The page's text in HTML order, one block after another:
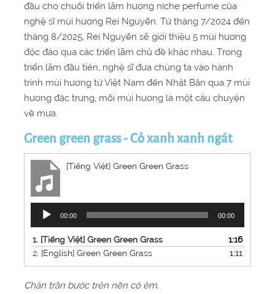
đầu cho chuỗi triển lãm hương niche perfume của
nghệ sĩ mùi hương Rei Nguyễn. Từ tháng 7/2024 đến
tháng 8/2025, Rei Nguyễn sẽ giới thiệu 5 mùi hương
độc đáo qua các triển lãm chủ đề khác nhau. Trong
triển lãm đầu tiên, nghệ sĩ đưa chúng ta vào hành
trình mùi hương từ Việt Nam đến Nhật Bản qua 7 mùi
hương đặc trưng, mỗi mùi hương là một câu chuyện
về mưa.
Green green grass - Cỏ xanh xanh ngát
[Tiếng Việt] Green Green Grass
Trình
phát
âm
thanh
00:00 00:00
1. [Tiếng Việt] Green Green Grass
1:16
2. [English] Green Green Grass 1:11
Chân trần bước trên nền cỏ êm.